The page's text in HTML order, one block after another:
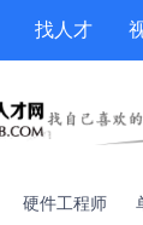
找人才
硬件工程师